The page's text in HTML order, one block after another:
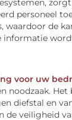
personeel
waardoor de
informatie
voor uw
noodzaak.
diefstal en
de veiligheid